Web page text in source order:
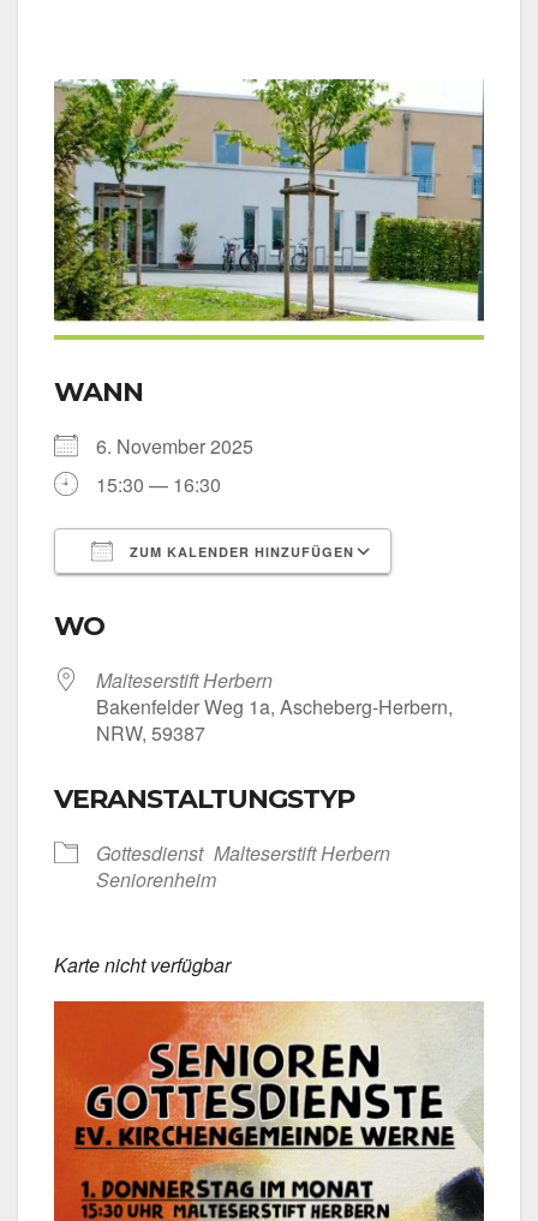
WANN
6. Novem­ber 2025
15:30 — 16:30
ZUM KALENDER HINZUFÜGEN
WO
Mal­te­ser­stift Her­bern
Baken­fel­der Weg 1a, Ascheberg-Herbern,
NRW, 59387
VERANSTALTUNGSTYP
Got­tes­dienst Mal­te­ser­stift Her­bern
Senio­ren­heim
Kar­te nicht ver­füg­bar